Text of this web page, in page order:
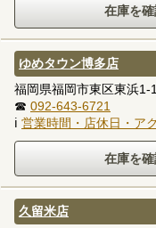
ゆめタウン博多店
福岡県福岡市東区東浜1-
☎ 092-643-6721
ℹ 営業時間・店休日・ア
久留米店